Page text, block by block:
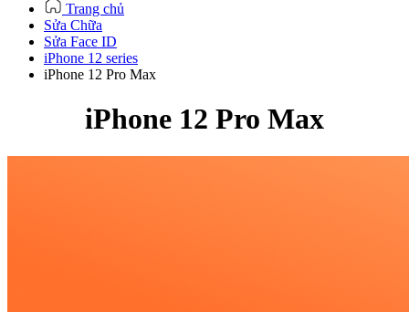
Trang chủ
Sửa Chữa
Sửa Face ID
iPhone 12 series
iPhone 12 Pro Max
iPhone 12 Pro Max